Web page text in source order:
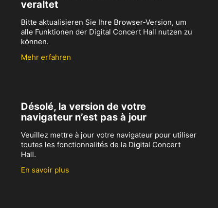
veraltet
Bitte aktualisieren Sie Ihre Browser-Version, um
alle Funktionen der Digital Concert Hall nutzen zu
können.
Mehr erfahren
Désolé, la version de votre
navigateur n’est pas à jour
Veuillez mettre à jour votre navigateur pour utiliser
toutes les fonctionnalités de la Digital Concert
Hall.
En savoir plus